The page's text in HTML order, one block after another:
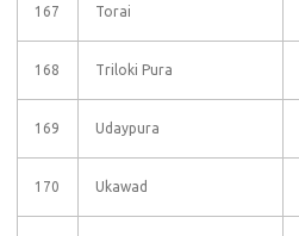
167 Torai
168 Triloki Pura
169 Udaypura
170 Ukawad